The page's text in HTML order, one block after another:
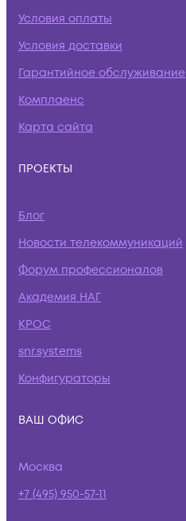
Условия оплаты
Условия доставки
Гарантийное обслуживание
Комплаенс
Карта сайта
ПРОЕКТЫ
Блог
Новости телекоммуникаций
Форум профессионалов
Академия НАГ
КРОС
snr.systems
Конфигураторы
ВАШ ОФИС
Москва
+7 (495) 950-57-11